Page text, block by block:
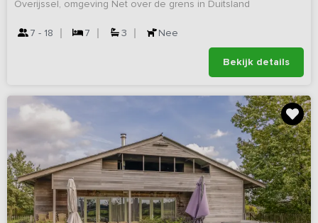
Overijssel, omgeving Net over de grens in Duitsland
7 - 18 7 3 Nee
Bekijk details